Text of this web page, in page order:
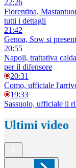
22:26
Fiorentina,
tutti i dettagli
21:42
Genoa, Sow si
20:55
Napoli, trattativa
per il difensore
20:31
Como, ufficiale
19:33
Sassuolo, ufficiale il
Ultimi video